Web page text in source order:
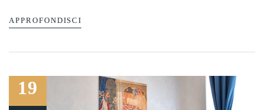
APPROFONDISCI
19